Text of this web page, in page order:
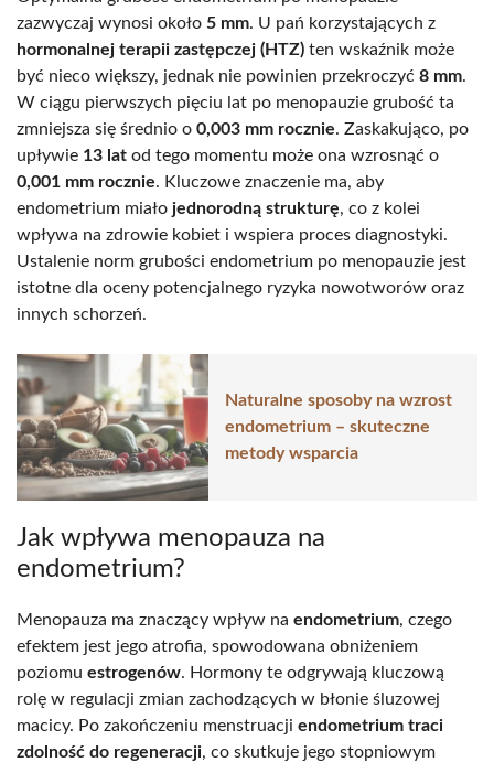
zazwyczaj wynosi około 5 mm. U pań korzystających z
hormonalnej terapii zastępczej (HTZ) ten wskaźnik może
być nieco większy, jednak nie powinien przekroczyć 8 mm.
W ciągu pierwszych pięciu lat po menopauzie grubość ta
zmniejsza się średnio o 0,003 mm rocznie. Zaskakująco, po
upływie 13 lat od tego momentu może ona wzrosnąć o
0,001 mm rocznie. Kluczowe znaczenie ma, aby
endometrium miało jednorodną strukturę, co z kolei
wpływa na zdrowie kobiet i wspiera proces diagnostyki.
Ustalenie norm grubości endometrium po menopauzie jest
istotne dla oceny potencjalnego ryzyka nowotworów oraz
innych schorzeń.
Naturalne sposoby na wzrost
endometrium – skuteczne
metody wsparcia
Jak wpływa menopauza na
endometrium?
Menopauza ma znaczący wpływ na endometrium, czego
efektem jest jego atrofia, spowodowana obniżeniem
poziomu estrogenów. Hormony te odgrywają kluczową
rolę w regulacji zmian zachodzących w błonie śluzowej
macicy. Po zakończeniu menstruacji endometrium traci
zdolność do regeneracji, co skutkuje jego stopniowym